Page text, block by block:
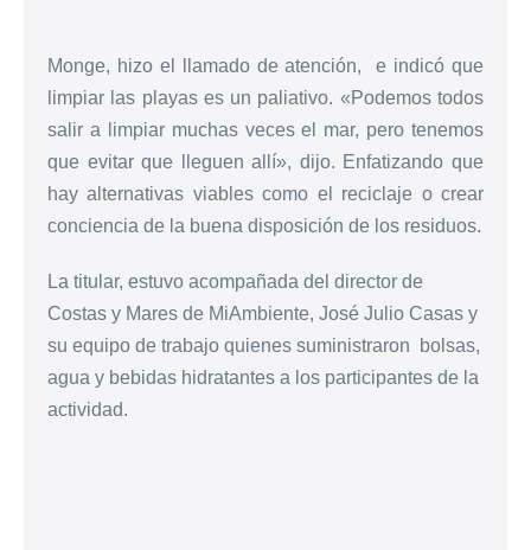
Monge, hizo el llamado de atención, e indicó que
limpiar las playas es un paliativo. «Podemos todos
salir a limpiar muchas veces el mar, pero tenemos
que evitar que lleguen allí», dijo. Enfatizando que
hay alternativas viables como el reciclaje o crear
conciencia de la buena disposición de los residuos.
La titular, estuvo acompañada del director de
Costas y Mares de MiAmbiente, José Julio Casas y
su equipo de trabajo quienes suministraron bolsas,
agua y bebidas hidratantes a los participantes de la
actividad.